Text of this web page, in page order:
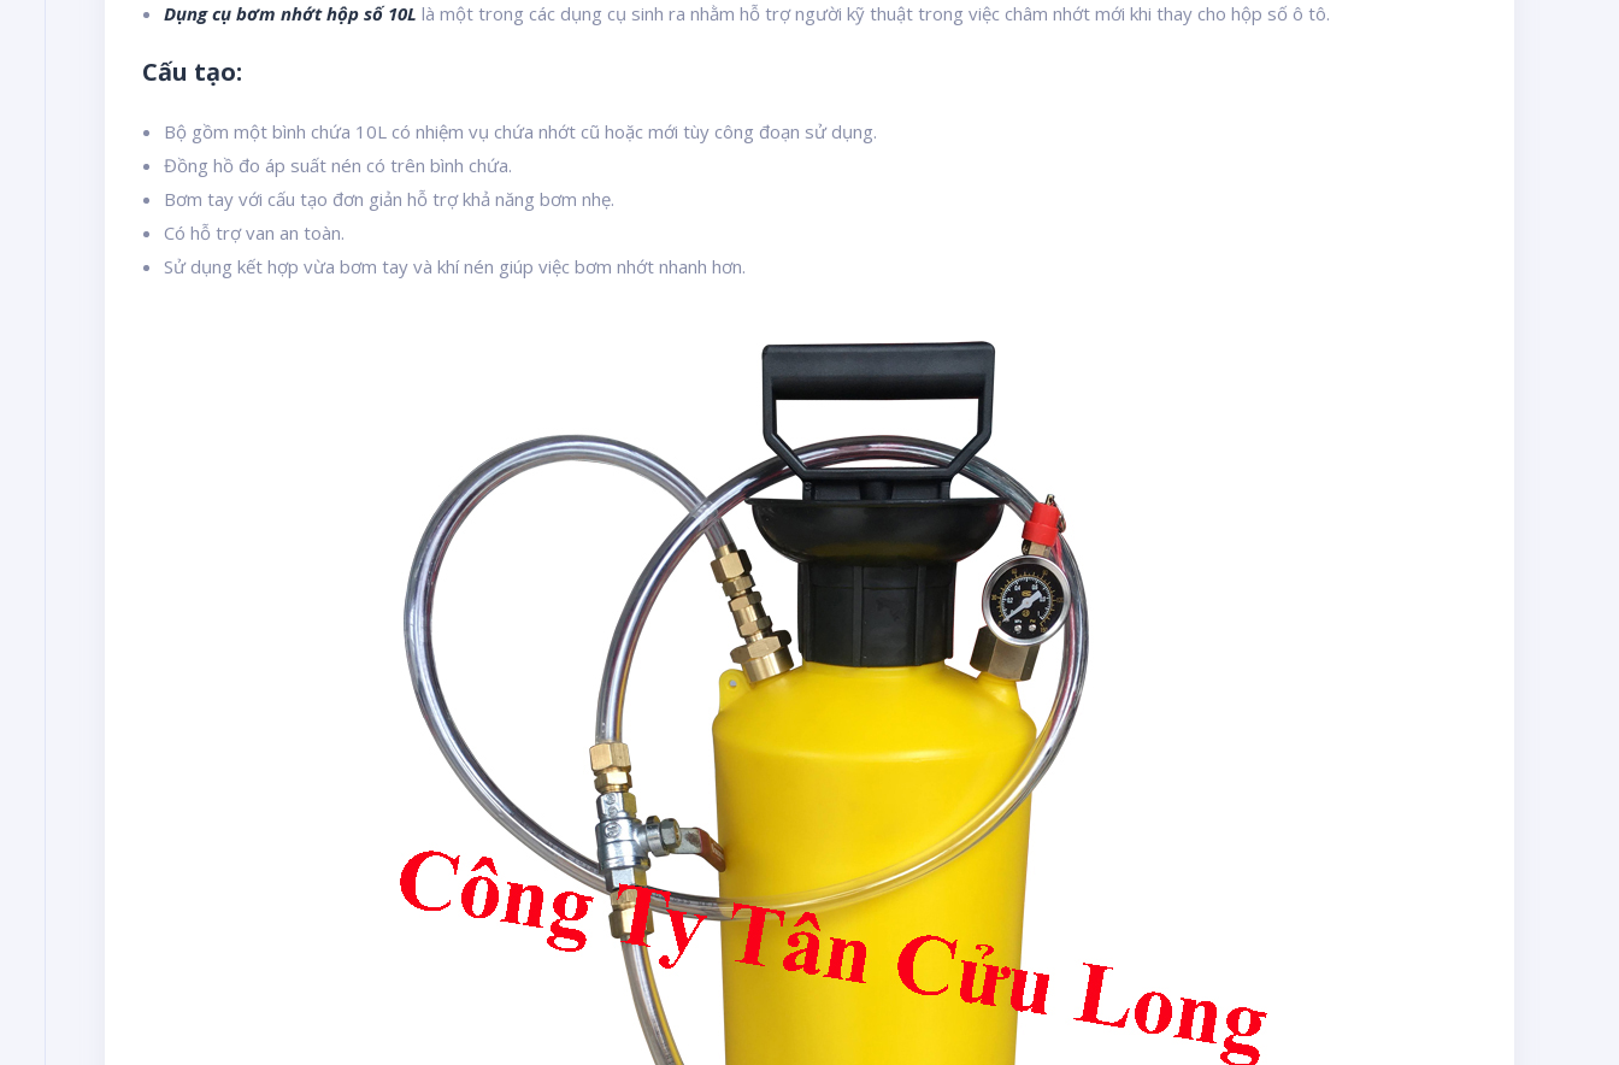
Dụng cụ bơm nhớt hộp số 10L là một trong các dụng cụ sinh ra nhằm hỗ trợ người kỹ thuật trong việc châm nhớt mới khi thay cho hộp số ô tô.
Cấu tạo:
Bộ gồm một bình chứa 10L có nhiệm vụ chứa nhớt cũ hoặc mới tùy công đoạn sử dụng.
Đồng hồ đo áp suất nén có trên bình chứa.
Bơm tay với cấu tạo đơn giản hỗ trợ khả năng bơm nhẹ.
Có hỗ trợ van an toàn.
Sử dụng kết hợp vừa bơm tay và khí nén giúp việc bơm nhớt nhanh hơn.